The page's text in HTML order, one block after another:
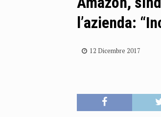
l’azienda:
12 Dicembre 2017